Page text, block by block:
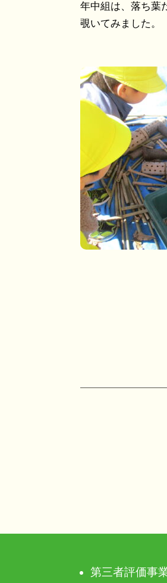
年中組は、落ち葉
覗いてみました。
ョ第三者評価事